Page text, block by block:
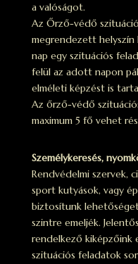
a valóságot.
Az Őrző-védő
megrendezett helyszín
nap egy szituációs
felül az adott napon
elméleti képzést is
Az őrző-védő
maximum 5 fő vehet
Személykeresés,
Rendvédelmi szervek,
sport kutyások, vagy
biztosítunk
szintre emeljék.
rendelkező kiképzőink
szituációs feladatok